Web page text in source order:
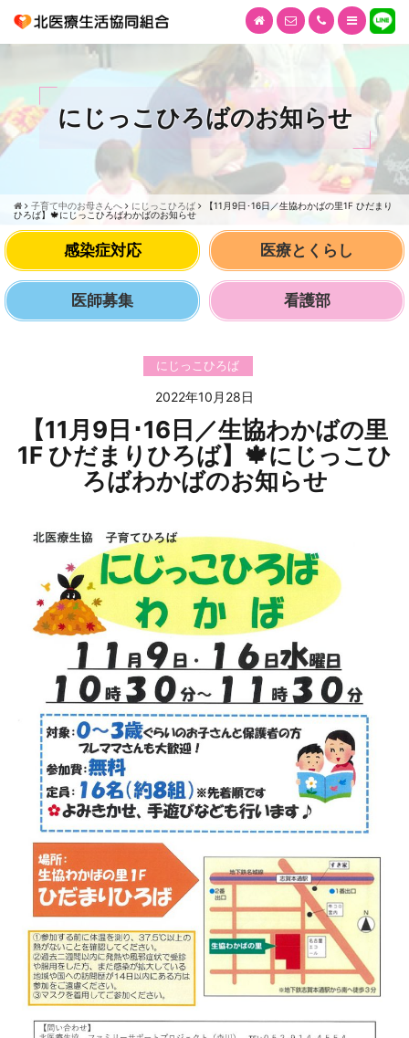
にじっこひろばのお知らせ
子育て中のお母さんへ にじっこひろば
【11月9日･16日／生協わかばの里1F ひだまり
ひろば】🍁にじっこひろばわかばのお知らせ
感染症対応 医療とくらし
医師募集 看護部
にじっこひろば
2022年10月28日
【11月9日･16日／生協わかばの里
1F ひだまりひろば】🍁にじっこひ
ろばわかばのお知らせ